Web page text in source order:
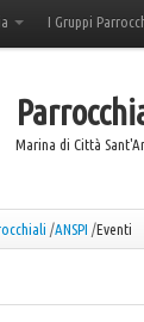
I Gruppi
Marina di Città
/ANSPI /Eventi